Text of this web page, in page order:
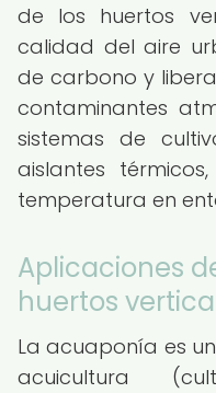
de los huertos
calidad del aire
de carbono y
contaminantes
sistemas de
aislantes
temperatura en
Aplicaciones
huertos
La acuaponía es
acuicultura